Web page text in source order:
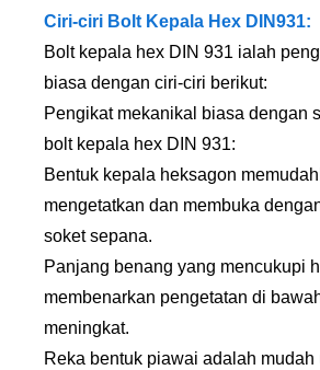
Ciri-ciri Bolt Kepala Hex DIN931:
Bolt kepala hex DIN 931 ialah
biasa dengan ciri-ciri berikut:
Pengikat mekanikal biasa dengan
bolt kepala hex DIN 931:
Bentuk kepala heksagon
mengetatkan dan membuka
soket sepana.
Panjang benang yang mencukupi
membenarkan pengetatan di
meningkat.
Reka bentuk piawai adalah mudah